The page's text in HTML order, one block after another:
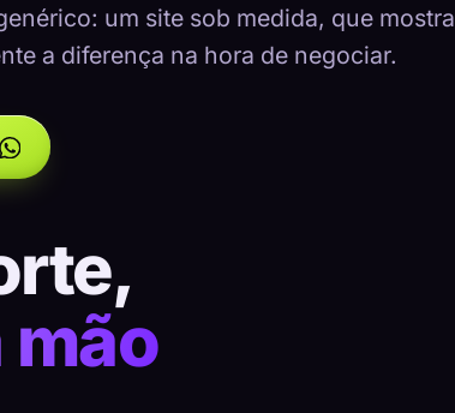
um site sob medida, que mostra
a diferença na hora de negociar.
mão